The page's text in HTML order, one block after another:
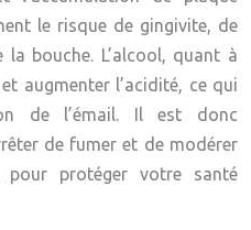
le risque de gingivite, de
bouche. L’alcool, quant à
augmenter l’acidité, ce qui
de l’émail. Il est donc
de fumer et de modérer
pour protéger votre santé